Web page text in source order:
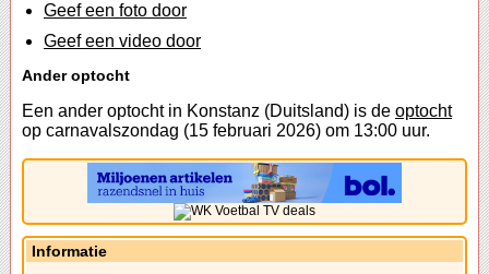
Geef een foto door
Geef een video door
Ander optocht
Een ander optocht in Konstanz (Duitsland) is de optocht
op carnavalszondag (15 februari 2026) om 13:00 uur.
Informatie